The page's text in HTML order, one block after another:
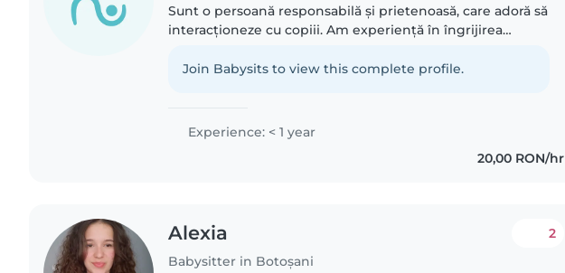
Sunt o persoană responsabilă și prietenoasă, care adoră să
interacționeze cu copiii. Am experiență în îngrijirea
confortabilă cu..
Join Babysits to view this complete profile.
Experience: < 1 year
20,00 RON/hr
Alexia
Babysitter in Botoșani
2